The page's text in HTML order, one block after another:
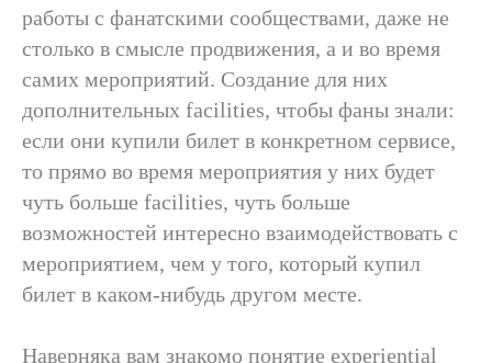
работы с фанатскими сообществами, даже не
столько в смысле продвижения, а и во время
самих мероприятий. Создание для них
дополнительных facilities, чтобы фаны знали:
если они купили билет в конкретном сервисе,
то прямо во время мероприятия у них будет
чуть больше facilities, чуть больше
возможностей интересно взаимодействовать с
мероприятием, чем у того, который купил
билет в каком-нибудь другом месте.
Наверняка вам знакомо понятие experiential